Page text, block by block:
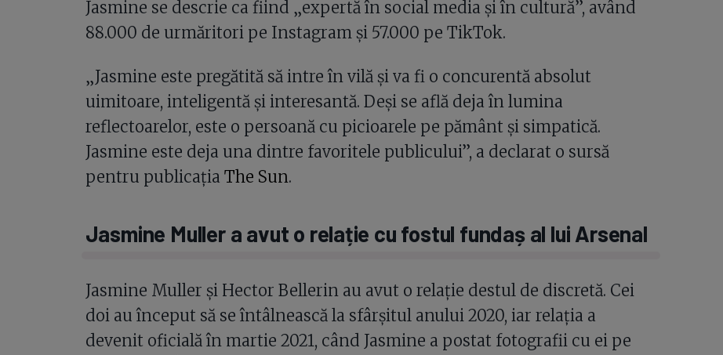
Jasmine se descrie ca fiind „expertă în social media și în cultură”, având
88.000 de urmăritori pe Instagram și 57.000 pe TikTok.
„Jasmine este pregătită să intre în vilă și va fi o concurentă absolut
uimitoare, inteligentă și interesantă. Deși se află deja în lumina
reflectoarelor, este o persoană cu picioarele pe pământ și simpatică.
Jasmine este deja una dintre favoritele publicului”, a declarat o sursă
pentru publicația The Sun.
Jasmine Muller a avut o relație cu fostul fundaș al lui Arsenal
Jasmine Muller și Hector Bellerin au avut o relație destul de discretă. Cei
doi au început să se întâlnească la sfârșitul anului 2020, iar relația a
devenit oficială în martie 2021, când Jasmine a postat fotografii cu ei pe